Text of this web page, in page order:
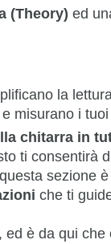
(Theory) ed
la
misurano i
chitarra in
ti consentirà
sezione
che ti
, ed è da qui